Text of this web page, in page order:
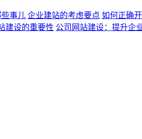
事儿 企业建站的考虑要点 如何正确
建设的重要性 公司网站建设：提升企